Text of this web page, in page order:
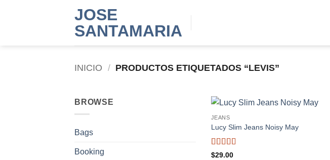
JOSE
SANTAMARIA
INICIO / PRODUCTOS ETIQUETADOS “LEVIS”
BROWSE
Bags
Booking
JEANS
Lucy Slim Jeans Noisy May
Valorado
$29.00